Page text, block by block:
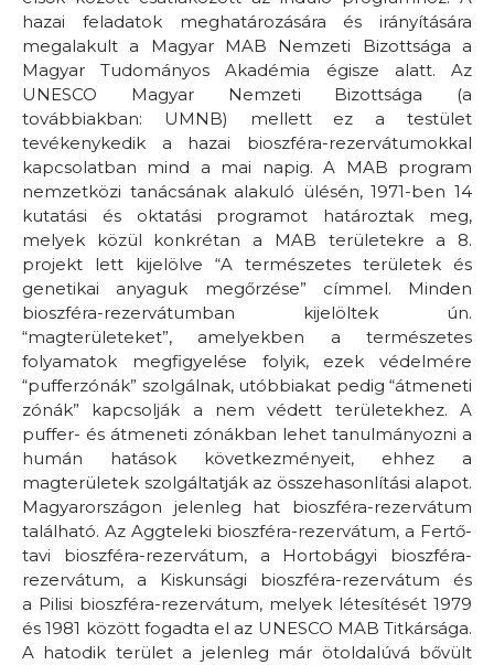
hazai feladatok meghatározására és irányítására
megalakult a Magyar MAB Nemzeti Bizottsága a
Magyar Tudományos Akadémia égisze alatt. Az
UNESCO Magyar Nemzeti Bizottsága (a
továbbiakban: UMNB) mellett ez a testület
tevékenykedik a hazai bioszféra-rezervátumokkal
kapcsolatban mind a mai napig. A MAB program
nemzetközi tanácsának alakuló ülésén, 1971-ben 14
kutatási és oktatási programot határoztak meg,
melyek közül konkrétan a MAB területekre a 8.
projekt lett kijelölve “A természetes területek és
genetikai anyaguk megőrzése” címmel. Minden
bioszféra-rezervátumban kijelöltek ún.
“magterületeket”, amelyekben a természetes
folyamatok megfigyelése folyik, ezek védelmére
“pufferzónák” szolgálnak, utóbbiakat pedig “átmeneti
zónák” kapcsolják a nem védett területekhez. A
puffer- és átmeneti zónákban lehet tanulmányozni a
humán hatások következményeit, ehhez a
magterületek szolgáltatják az összehasonlítási alapot.
Magyarországon jelenleg hat bioszféra-rezervátum
található. Az Aggteleki bioszféra-rezervátum, a Fertő-
tavi bioszféra-rezervátum, a Hortobágyi bioszféra-
rezervátum, a Kiskunsági bioszféra-rezervátum
és
a Pilisi bioszféra-rezervátum, melyek létesítését 1979
és 1981 között fogadta el az UNESCO MAB Titkársága.
A hatodik terület a jelenleg már ötoldalúvá bővült